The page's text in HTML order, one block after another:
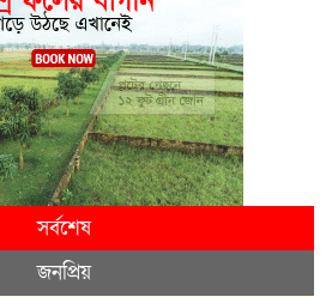
সর্বশেষ
জনপ্রিয়